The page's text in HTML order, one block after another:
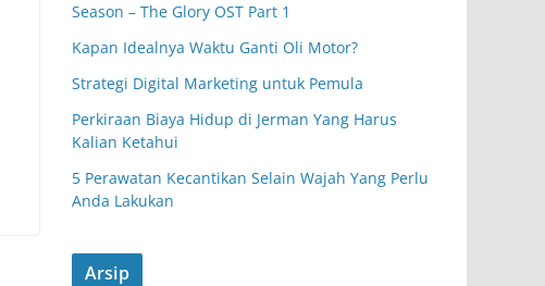
Season – The Glory OST Part 1
Kapan Idealnya Waktu Ganti Oli Motor?
Strategi Digital Marketing untuk Pemula
Perkiraan Biaya Hidup di Jerman Yang Harus
Kalian Ketahui
5 Perawatan Kecantikan Selain Wajah Yang Perlu
Anda Lakukan
Arsip